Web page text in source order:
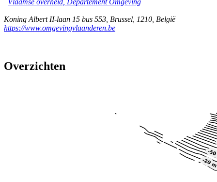
Koning Albert II-laan 15 bus 553 Brussel 1210 België
https://www.omgevingvlaanderen.be
Overzichten